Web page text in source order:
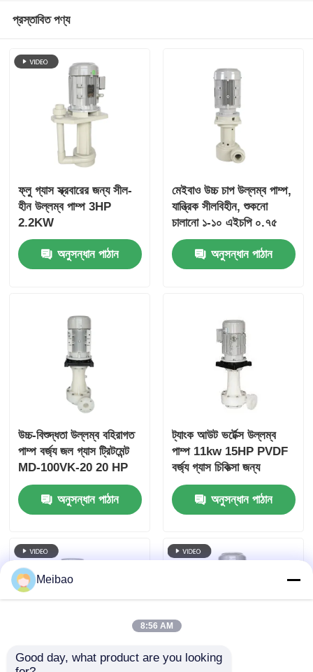
প্রস্তাবিত পণ্য
ফ্লু গ্যাস স্ক্রবারের জন্য সীল-
হীন উল্লম্ব পাম্প 3HP
2.2KW
অনুসন্ধান পাঠান
মেইবাও উচ্চ চাপ উল্লম্ব পাম্প,
যান্ত্রিক সীলবিহীন, শুকনো
চালানো ১-১০ এইচপি ০.৭৫
কিলোওয়াট রাসায়নিক শিল্প
অনুসন্ধান পাঠান
উচ্চ-বিশুদ্ধতা উল্লম্ব বহিরাগত
পাম্প বর্জ্য জল গ্যাস ট্রিটমেন্ট
MD-100VK-20 20 HP
15KW
অনুসন্ধান পাঠান
ট্যাংক আউট ভর্টেক্স উল্লম্ব
পাম্প 11kw 15HP PVDF
বর্জ্য গ্যাস চিকিত্সা জন্য
অনুসন্ধান পাঠান
Meibao
8:56 AM
Good day, what product are you looking